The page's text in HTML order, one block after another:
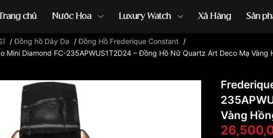
chủ Nước Hoa Luxury Watch Xả Hàng Sản
/Đồng hồ Dây Da /Đồng Hồ Frederique Constant /
Mini Diamond FC-235APWUS1T2D24 – Đồng Hồ Nữ Quartz Art Deco Mạ Vàng
Vàng